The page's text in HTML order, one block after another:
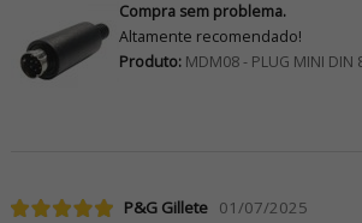
Compra sem problema.
Altamente recomendado!
Produto:MDM08 - PLUG MINI DIN
P&G Gillete 01/07/2025